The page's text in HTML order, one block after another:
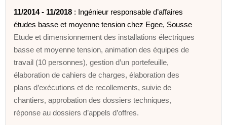
11/2014 - 11/2018 : Ingénieur responsable d’affaires
études basse et moyenne tension chez Egee, Sousse
Etude et dimensionnement des installations électriques
basse et moyenne tension, animation des équipes de
travail (10 personnes), gestion d’un portefeuille,
élaboration de cahiers de charges, élaboration des
plans d’exécutions et de recollements, suivie de
chantiers, approbation des dossiers techniques,
réponse au dossiers d’appels d’offres.